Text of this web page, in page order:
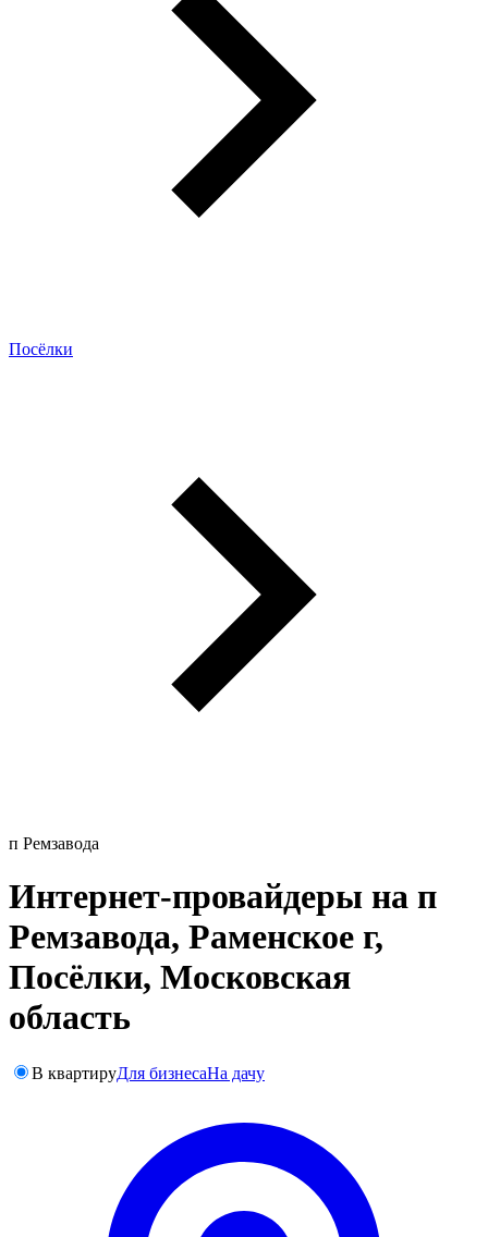
Посёлки
п Ремзавода
Интернет-провайдеры на п
Ремзавода, Раменское г,
Посёлки, Московская
область
В квартируДля бизнесаНа дачу